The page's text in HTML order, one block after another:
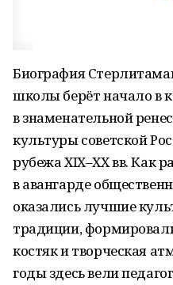
Биография
школы берёт начало в
в знаменательной
культуры советской
рубежа XIX–XX вв. Как
в авангарде
оказались лучшие
традиции,
костяк и творческая
годы здесь вели